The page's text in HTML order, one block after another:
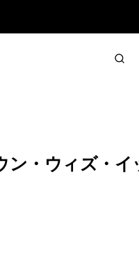
ン・ウィズ・イ